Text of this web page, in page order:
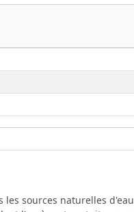
les sources naturelles d'eau